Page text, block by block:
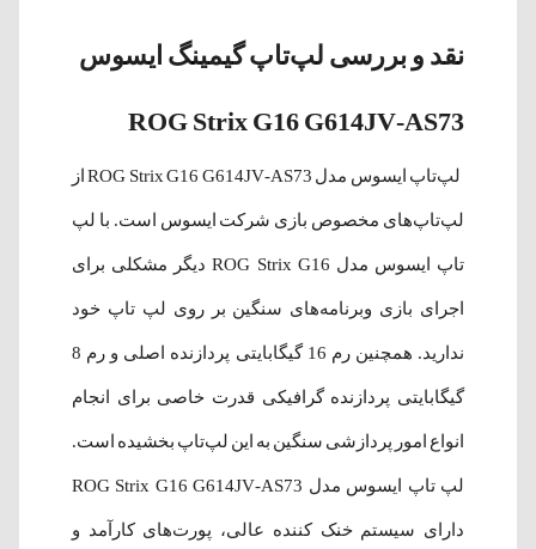
نقد و بررسی لپ‌‌تاپ گیمینگ ایسوس
ROG Strix G16 G614JV-AS73
لپ‌‌تاپ ایسوس مدل ROG Strix G16 G614JV-AS73 از
لپ‌تاپ‌های مخصوص بازی شرکت ایسوس است. با لپ
تاپ ایسوس مدل ROG Strix G16 دیگر مشکلی برای
اجرای بازی وبرنامه‌های سنگین بر روی لپ تاپ خود
ندارید. همچنین رم 16 گیگابایتی پردازنده اصلی و رم 8
گیگابایتی پردازنده گرافیکی قدرت خاصی برای انجام
انواع امور پردازشی سنگین به این لپ‌تاپ بخشیده است.
لپ‌ تاپ ایسوس مدل ROG Strix G16 G614JV-AS73
دارای سیستم خنک کننده عالی، پورت‌های کارآمد و